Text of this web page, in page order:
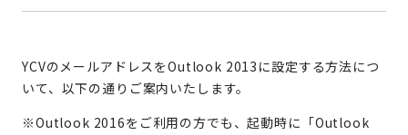
YCVのメールアドレスをOutlook 2013に設定する方法につ
いて、以下の通りご案内いたします。
※Outlook 2016をご利用の方でも、起動時に「Outlook